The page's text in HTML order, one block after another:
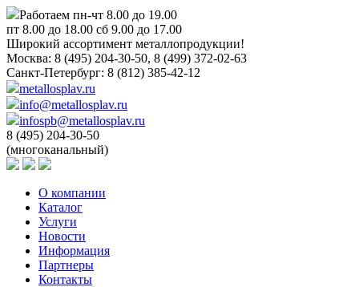
Работаем пн-чт 8.00 до 19.00
пт 8.00 до 18.00 сб 9.00 до 17.00
Широкий ассортимент металлопродукции!
Москва: 8 (495) 204-30-50, 8 (499) 372-02-63
Санкт-Петербург: 8 (812) 385-42-12
metallosplav.ru
info@metallosplav.ru
infospb@metallosplav.ru
8 (495) 204-30-50
(многоканальный)
О компании
Каталог
Услуги
Новости
Информация
Партнеры
Контакты